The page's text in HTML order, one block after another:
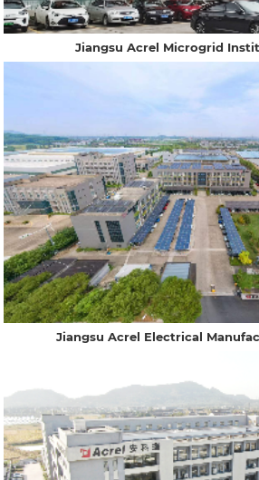
Jiangsu Acrel Microgrid
Jiangsu Acrel Electrical